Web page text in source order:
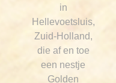
in
Hellevoetsluis,
Zuid-Holland,
die af en toe
een nestje
Golden